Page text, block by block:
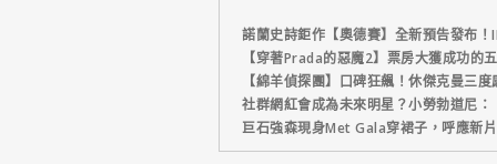
諾蘭史詩鉅作【奧德賽】全新預告發布
【穿著Prada的惡魔2】票房大獲成功的
【綿羊偵探團】口碑狂飆！休傑克曼三
社群網紅會成為未來明星？小勞勃道尼：
巨石強森現身Met Gala穿裙子，呼應新